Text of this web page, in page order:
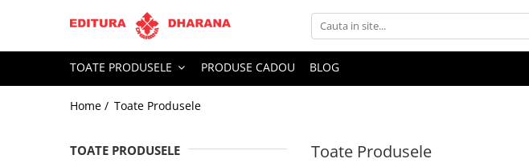
Toate Produsele
CARTI EDITURA DHARANA
OFERTE LA PACHET
TOATE PRODUSELE PRODUSE CADOU BLOG
Home / Toate Produsele
Toate Produsele
TOATE PRODUSELE